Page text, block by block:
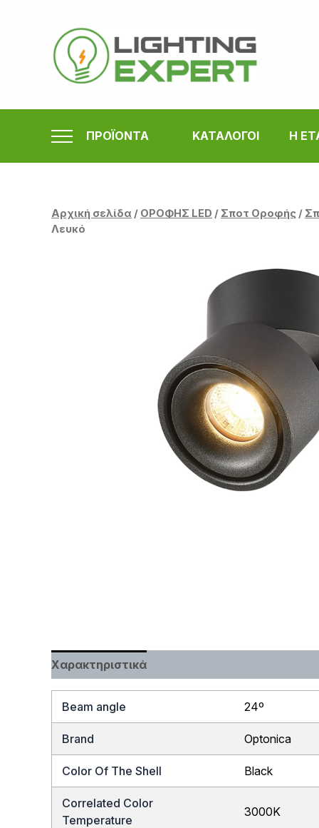
περιεχόμενο
ΠΡΟΪΟΝΤΑ ΚΑΤΑΛΟΓΟΙ Η
Αρχική σελίδα / ΟΡΟΦΗΣ LED / Σποτ Οροφής /
Λευκό
Χαρακτηριστικά
Beam angle 24º
Brand Optonica
Color Of The Shell Black
Correlated Color
Temperature
3000K